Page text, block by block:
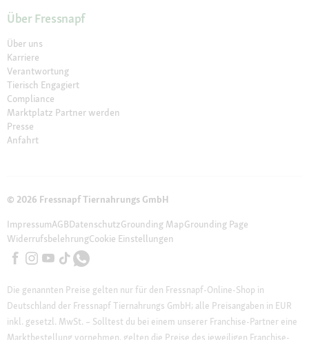
Über Fressnapf
Über uns
Karriere
Verantwortung
Tierisch Engagiert
Compliance
Marktplatz Partner werden
Presse
Anfahrt
© 2026 Fressnapf Tiernahrungs GmbH
ImpressumAGBDatenschutzGrounding MapGrounding Page
WiderrufsbelehrungCookie Einstellungen
Die genannten Preise gelten nur für den Fressnapf-Online-Shop in
Deutschland der Fressnapf Tiernahrungs GmbH; alle Preisangaben in EUR
inkl. gesetzl. MwSt. – Solltest du bei einem unserer Franchise-Partner eine
Marktbestellung vornehmen, gelten die Preise des jeweiligen Franchise-